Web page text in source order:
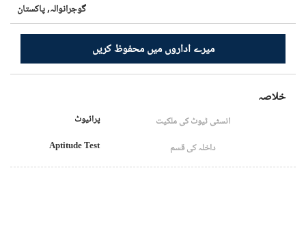
گوجرانوالہ,پاکستان
میرے اداروں میں محفوظ کریں
خلاصہ
انسٹی ٹیوٹ کی ملکیت
پرائیوٹ
داخلہ کی قسم
Aptitude Test